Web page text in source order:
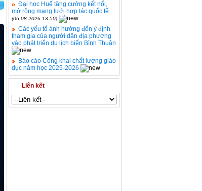
Đại học Huế tăng cường kết nối,
mở rộng mạng lưới hợp tác quốc tế
(06-08-2026 13:50)
Các yếu tố ảnh hưởng đến ý định
tham gia của người dân địa phương
vào phát triển du lịch biển Bình Thuận
Báo cáo Công khai chất lượng giáo
dục năm học 2025-2026
Liên kết